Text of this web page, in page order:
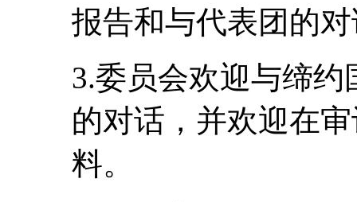
报告和与代表团的
3.委员会欢迎与缔
的对话，并欢迎在
料。